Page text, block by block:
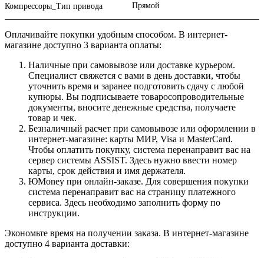
Компрессоры_Тип привода Прямой
Оплачивайте покупки удобным способом. В интернет-
магазине доступно 3 варианта оплаты:
Наличные при самовывозе или доставке курьером.
Специалист свяжется с вами в день доставки, чтобы
уточнить время и заранее подготовить сдачу с любой
купюры. Вы подписываете товаросопроводительные
документы, вносите денежные средства, получаете
товар и чек.
Безналичный расчет при самовывозе или оформлении в
интернет-магазине: карты МИР, Visa и MasterCard.
Чтобы оплатить покупку, система перенаправит вас на
сервер системы ASSIST. Здесь нужно ввести номер
карты, срок действия и имя держателя.
ЮMoney при онлайн-заказе. Для совершения покупки
система перенаправит вас на страницу платежного
сервиса. Здесь необходимо заполнить форму по
инструкции.
Экономьте время на получении заказа. В интернет-магазине
доступно 4 варианта доставки: